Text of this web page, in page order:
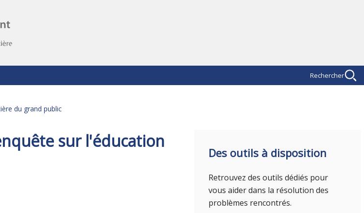
Rechercher
du grand public
sur l'éducation
Des outils à disposition
Retrouvez des outils dédiés pour
vous aider dans la résolution des
problèmes rencontrés.